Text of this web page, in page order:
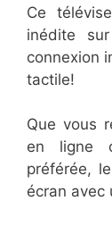
Ce
inédite
connexion
tactile!
Que vous
en ligne
préférée,
écran avec